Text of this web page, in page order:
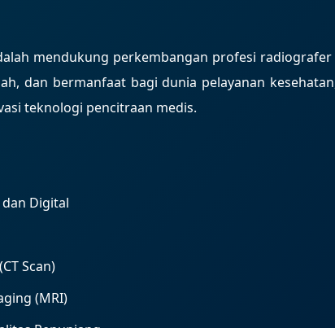
mendukung perkembangan profesi
dan bermanfaat bagi dunia pelayanan
teknologi pencitraan medis.
Digital
Scan)
(MRI)